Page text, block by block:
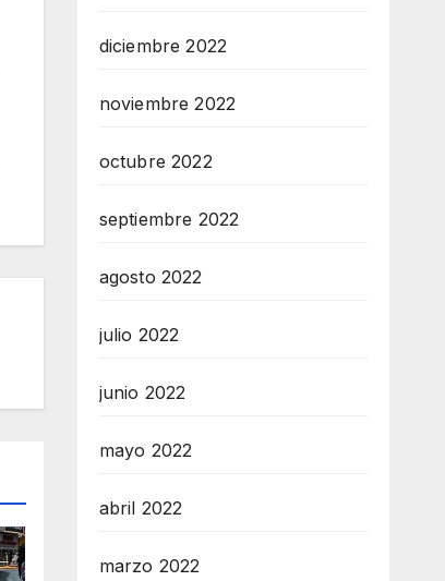
diciembre 2022
noviembre 2022
octubre 2022
septiembre 2022
agosto 2022
julio 2022
junio 2022
mayo 2022
abril 2022
marzo 2022